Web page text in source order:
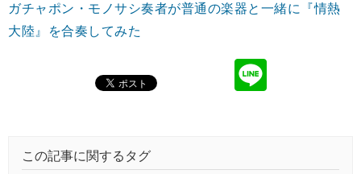
ガチャポン・モノサシ奏者が普通の楽器と一緒に『情熱
大陸』を合奏してみた
この記事に関するタグ